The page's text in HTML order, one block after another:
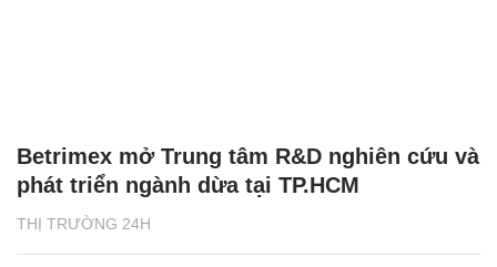
THỊ TRƯỜNG 24H
Betrimex mở Trung tâm R&D nghiên cứu và
phát triển ngành dừa tại TP.HCM